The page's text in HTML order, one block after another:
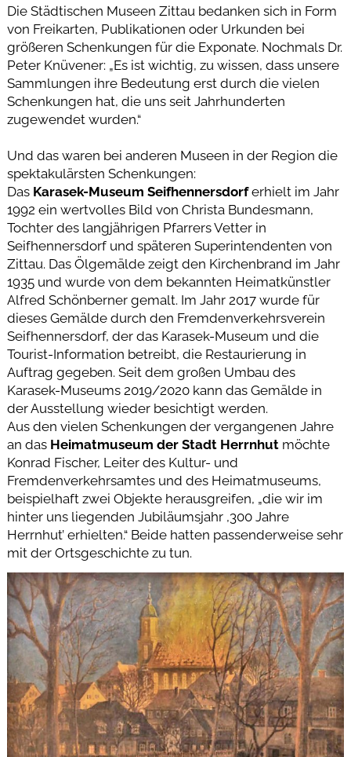
Die Städtischen Museen Zittau bedanken sich in Form
von Freikarten, Publikationen oder Urkunden bei
größeren Schenkungen für die Exponate. Nochmals Dr.
Peter Knüvener: „Es ist wichtig, zu wissen, dass unsere
Sammlungen ihre Bedeutung erst durch die vielen
Schenkungen hat, die uns seit Jahrhunderten
zugewendet wurden.“
Und das waren bei anderen Museen in der Region die
spektakulärsten Schenkungen:
Das Karasek-Museum Seifhennersdorferhielt im Jahr
1992 ein wertvolles Bild von Christa Bundesmann,
Tochter des langjährigen Pfarrers Vetter in
Seifhennersdorf und späteren Superintendenten von
Zittau. Das Ölgemälde zeigt den Kirchenbrand im Jahr
1935 und wurde von dem bekannten Heimatkünstler
Alfred Schönberner gemalt. Im Jahr 2017 wurde für
dieses Gemälde durch den Fremdenverkehrsverein
Seifhennersdorf, der das Karasek-Museum und die
Tourist-Information betreibt, die Restaurierung in
Auftrag gegeben. Seit dem großen Umbau des
Karasek-Museums 2019/2020 kann das Gemälde in
der Ausstellung wieder besichtigt werden.
Aus den vielen Schenkungen der vergangenen Jahre
an das Heimatmuseum der Stadt Herrnhutmöchte
Konrad Fischer, Leiter des Kultur- und
Fremdenverkehrsamtes und des Heimatmuseums,
beispielhaft zwei Objekte herausgreifen, „die wir im
hinter uns liegenden Jubiläumsjahr ,300 Jahre
Herrnhut’ erhielten.“ Beide hatten passenderweise sehr
mit der Ortsgeschichte zu tun.